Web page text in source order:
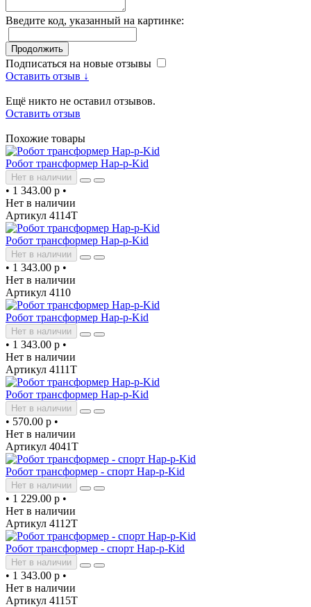
Введите код, указанный на картинке:
Продолжить
Подписаться на новые отзывы
Оставить отзыв ↓
Ещё никто не оставил отзывов.
Оставить отзыв
Похожие товары
Робот трансформер Hap-p-Kid
Нет в наличии
• 1 343.00 р •
Нет в наличии
Артикул 4114T
Робот трансформер Hap-p-Kid
Нет в наличии
• 1 343.00 р •
Нет в наличии
Артикул 4110
Робот трансформер Hap-p-Kid
Нет в наличии
• 1 343.00 р •
Нет в наличии
Артикул 4111T
Робот трансформер Hap-p-Kid
Нет в наличии
• 570.00 р •
Нет в наличии
Артикул 4041T
Робот трансформер - спорт Hap-p-Kid
Нет в наличии
• 1 229.00 р •
Нет в наличии
Артикул 4112T
Робот трансформер - спорт Hap-p-Kid
Нет в наличии
• 1 343.00 р •
Нет в наличии
Артикул 4115T